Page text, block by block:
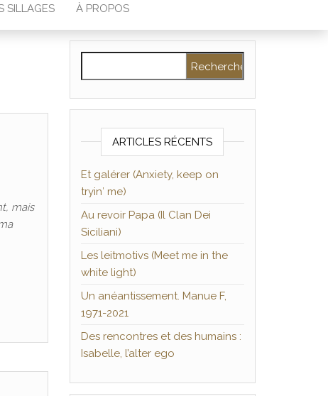
SILLAGES À PROPOS
mais
ARTICLES RÉCENTS
Et galérer (Anxiety, keep on
tryin′ me)
Au revoir Papa (Il Clan Dei
Siciliani)
Les leitmotivs (Meet me in the
white light)
Un anéantissement. Manue F,
1971-2021
Des rencontres et des humains :
Isabelle, l’alter ego